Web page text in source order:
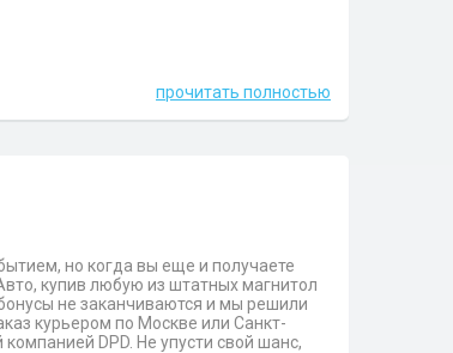
прочитать полностью
но когда вы еще и получаете
купив любую из штатных магнитол
не заканчиваются и мы решили
курьером по Москве или Санкт-
DPD. Не упусти свой шанс,